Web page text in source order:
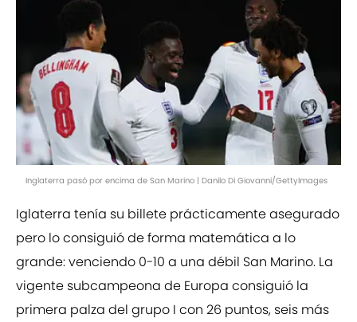
Inglaterra pasó por encima de San Marino | Danilo Di Giovanni/GettyImages
Iglaterra tenía su billete prácticamente asegurado
pero lo consiguió de forma matemática a lo
grande: venciendo 0-10 a una débil San Marino. La
vigente subcampeona de Europa consiguió la
primera palza del grupo I con 26 puntos, seis más